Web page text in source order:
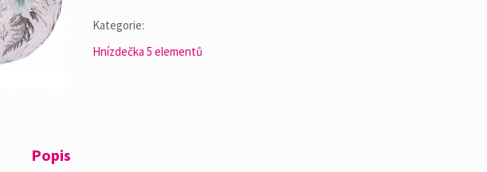
Kategorie:
Hnízdečka 5 elementů
Popis